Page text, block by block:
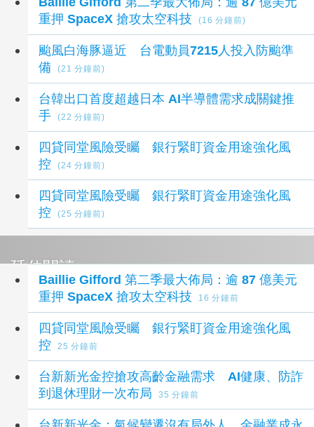
重押 SpaceX 搶攻太空科技
(16 分鐘前)
颱風白海豚逼近 台電動員7215人投入防颱準
備
(21 分鐘前)
台韓出口首度超越日本 AI半導體需求成關鍵推
手
(22 分鐘前)
四貸同堂風險受矚 銀行緊盯資金用途強化風
控
(24 分鐘前)
四貸同堂風險受矚 銀行緊盯資金用途強化風
控
(25 分鐘前)
延伸閱讀
Baillie Gifford 第二季最大佈局：逾 87 億美元
重押 SpaceX 搶攻太空科技
16 分鐘前
四貸同堂風險受矚 銀行緊盯資金用途強化風
控
25 分鐘前
台新新光金控搶攻高齡金融需求 AI健康、防詐
到退休理財一次布局
35 分鐘前